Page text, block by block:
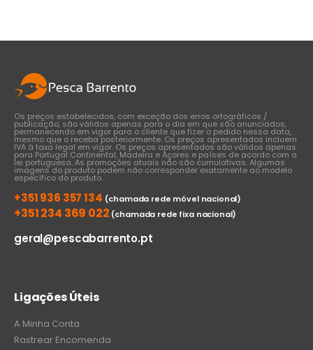
Os preços estabelecidos, com exceção dos erros ortográficos /
publicação, são válidos apenas para o dia em que são anunciados,
permanecendo em vigor para o cliente que fizer o pedido nessa data,
mesmo que o receba posteriormente. Os preços apresentados incluem
IVA à taxa legal em vigor. Os preços apresentados são válidos apenas
para Portugal Continental, Madeira e Açores e países de acordo com a
lei portuguesa. As promoções atuais não são cumulativas. Algumas
imagens do produto podem não corresponder exatamente ao modelo
específico do produto.
+351 936 357 134 (chamada rede móvel nacional)
+351 234 369 022 (chamada rede fixa nacional)
geral@pescabarrento.pt
Ligações Úteis
A Minha Conta
Rastrear Encomenda